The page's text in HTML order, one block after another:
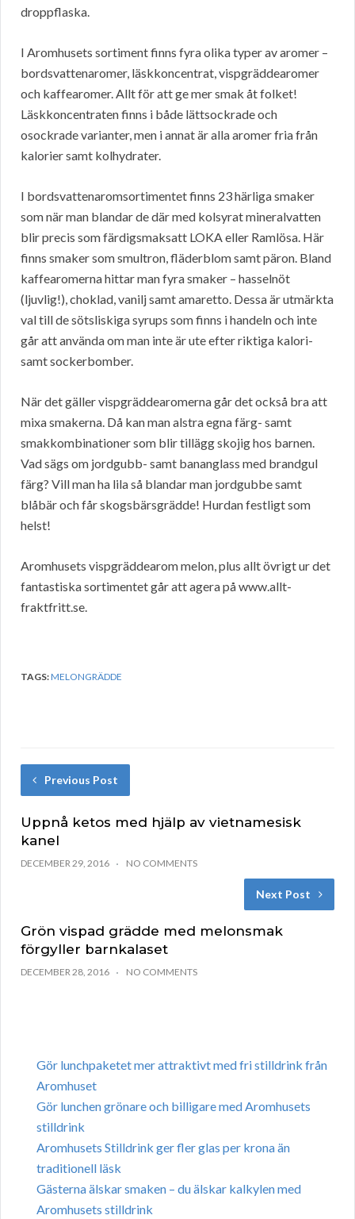
droppflaska.
I Aromhusets sortiment finns fyra olika typer av aromer –
bordsvattenaromer, läskkoncentrat, vispgräddearomer
och kaffearomer. Allt för att ge mer smak åt folket!
Läskkoncentraten finns i både lättsockrade och
osockrade varianter, men i annat är alla aromer fria från
kalorier samt kolhydrater.
I bordsvattenaromsortimentet finns 23 härliga smaker
som när man blandar de där med kolsyrat mineralvatten
blir precis som färdigsmaksatt LOKA eller Ramlösa. Här
finns smaker som smultron, fläderblom samt päron. Bland
kaffearomerna hittar man fyra smaker – hasselnöt
(ljuvlig!), choklad, vanilj samt amaretto. Dessa är utmärkta
val till de sötsliskiga syrups som finns i handeln och inte
går att använda om man inte är ute efter riktiga kalori-
samt sockerbomber.
När det gäller vispgräddearomerna går det också bra att
mixa smakerna. Då kan man alstra egna färg- samt
smakkombinationer som blir tillägg skojig hos barnen.
Vad sägs om jordgubb- samt bananglass med brandgul
färg? Vill man ha lila så blandar man jordgubbe samt
blåbär och får skogsbärsgrädde! Hurdan festligt som
helst!
Aromhusets vispgräddearom melon, plus allt övrigt ur det
fantastiska sortimentet går att agera på www.allt-
fraktfritt.se.
TAGS:MELONGRÄDDE
Previous Post
Uppnå ketos med hjälp av vietnamesisk
kanel
DECEMBER 29, 2016 NO COMMENTS
Next Post
Grön vispad grädde med melonsmak
förgyller barnkalaset
DECEMBER 28, 2016 NO COMMENTS
Gör lunchpaketet mer attraktivt med fri stilldrink från
Aromhuset
Gör lunchen grönare och billigare med Aromhusets
stilldrink
Aromhusets Stilldrink ger fler glas per krona än
traditionell läsk
Gästerna älskar smaken – du älskar kalkylen med
Aromhusets stilldrink